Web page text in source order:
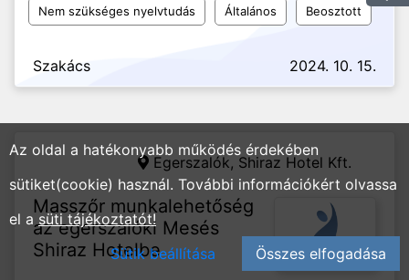
Nem szükséges nyelvtudás Általános Beosztott
Szakács 2024. 10. 15.
Egerszalók, Shiraz Hotel Kft.
Masszőr munkalehetőség
az egerszalóki Mesés
Shiraz Hotelbe
Az oldal a hatékonyabb működés érdekében
sütiket(cookie) használ. További információkért olvassa
el a süti tájékoztatót!
Sütik beállítása
Összes elfogadása